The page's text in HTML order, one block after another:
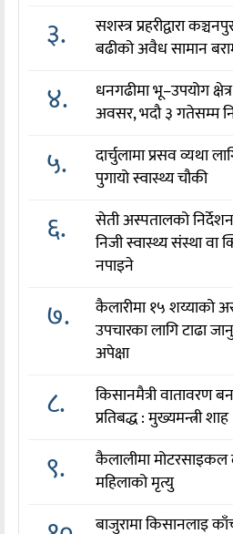
३.
सशस्त्र प्रहरीद्वारा
बढीको अवैध सामान
४.
धनगढीमा भू–उपयोग
अवसर, भदौ ३ गतेसम्म
५.
दार्चुलामा प्रसव व्यथा
पुगायो स्वास्थ्य चौकी
६.
सेती अस्पतालको
निजी स्वास्थ्य संस्था वा
नपाइने
७.
कैलारीमा १५ शय्याको
उपचारका लागि टाढा
अपेक्षा
८.
किसानमैत्री वातावरण
प्रतिबद्ध : मुख्यमन्त्री शाह
९.
कैलालीमा मोटरसाइकल
महिलाको मृत्यु
बाजुरामा किसानलाइ